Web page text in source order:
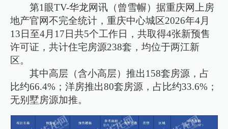
第1眼TV-华龙网讯（曾雪幈）据重庆网上房
地产官网不完全统计，重庆中心城区2026年4月
13日至4月17日共5个工作日，共取得4张新预售
许可证，共计住宅房源238套，均位于两江新
区。
其中高层（含小高层）推出158套房源，占
比约66.4%；洋房推出80套房源，占比约33.6%；
无别墅房源加推。